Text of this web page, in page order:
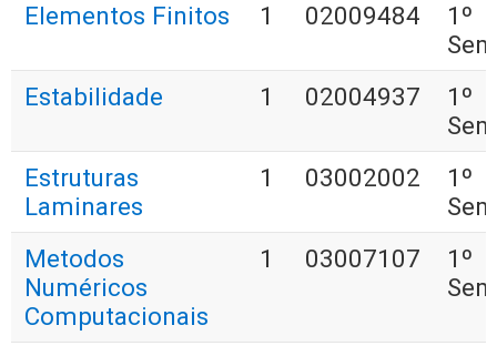
Elementos Finitos
1 02009484
1º
Estabilidade
1 02004937
1º
Estruturas
Laminares
1 03002002
1º
Metodos
Numéricos
Computacionais
1 03007107
1º